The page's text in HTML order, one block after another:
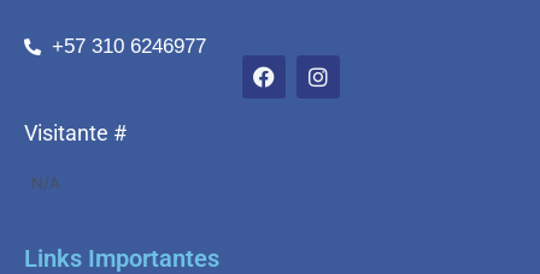
+57 310 6246977
Visitante #
N/A
Links Importantes